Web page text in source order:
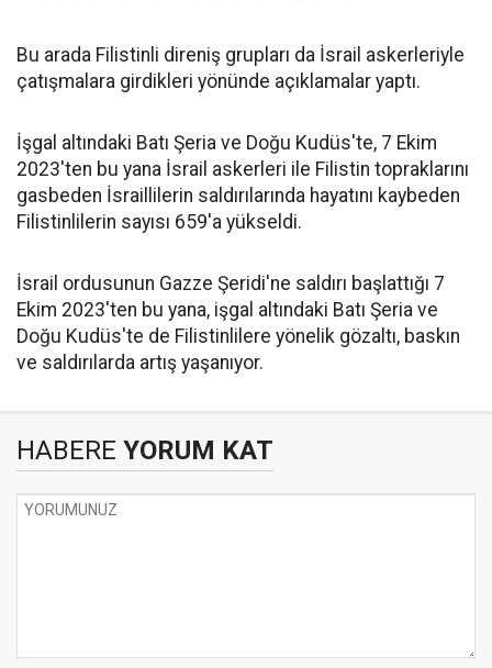
Bu arada Filistinli direniş grupları da İsrail askerleriyle
çatışmalara girdikleri yönünde açıklamalar yaptı.
İşgal altındaki Batı Şeria ve Doğu Kudüs'te, 7 Ekim
2023'ten bu yana İsrail askerleri ile Filistin topraklarını
gasbeden İsraillilerin saldırılarında hayatını kaybeden
Filistinlilerin sayısı 659'a yükseldi.
İsrail ordusunun Gazze Şeridi'ne saldırı başlattığı 7
Ekim 2023'ten bu yana, işgal altındaki Batı Şeria ve
Doğu Kudüs'te de Filistinlilere yönelik gözaltı, baskın
ve saldırılarda artış yaşanıyor.
HABERE YORUM KAT